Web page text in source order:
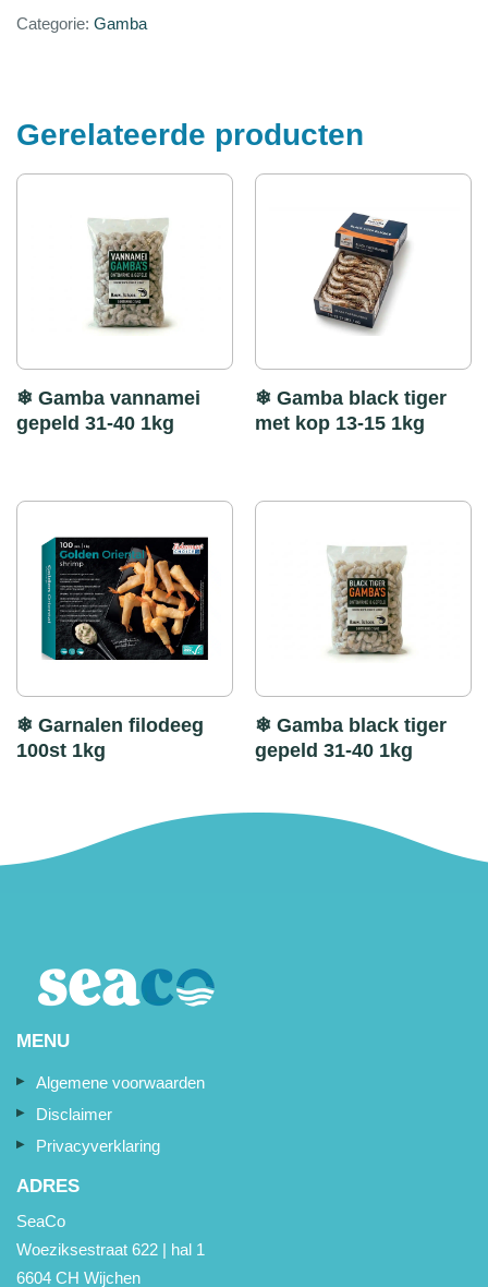
Categorie: Gamba
Gerelateerde producten
❄ Gamba vannamei
gepeld 31-40 1kg
❄ Gamba black tiger
met kop 13-15 1kg
❄ Garnalen filodeeg
100st 1kg
❄ Gamba black tiger
gepeld 31-40 1kg
MENU
Algemene voorwaarden
Disclaimer
Privacyverklaring
ADRES
SeaCo
Woeziksestraat 622 | hal 1
6604 CH Wijchen